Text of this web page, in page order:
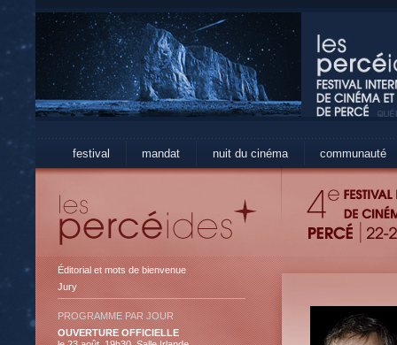
festival mandat nuit du cinéma communauté
Éditorial et mots de bienvenue
Jury
PROGRAMME PAR JOUR
OUVERTURE OFFICIELLE